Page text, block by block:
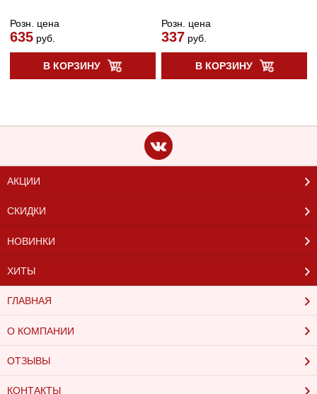
Розн. цена
635руб.
В КОРЗИНУ
Розн. цена
337 руб.
В КОРЗИНУ
АКЦИИ
СКИДКИ
НОВИНКИ
ХИТЫ
ГЛАВНАЯ
О КОМПАНИИ
ОТЗЫВЫ
КОНТАКТЫ